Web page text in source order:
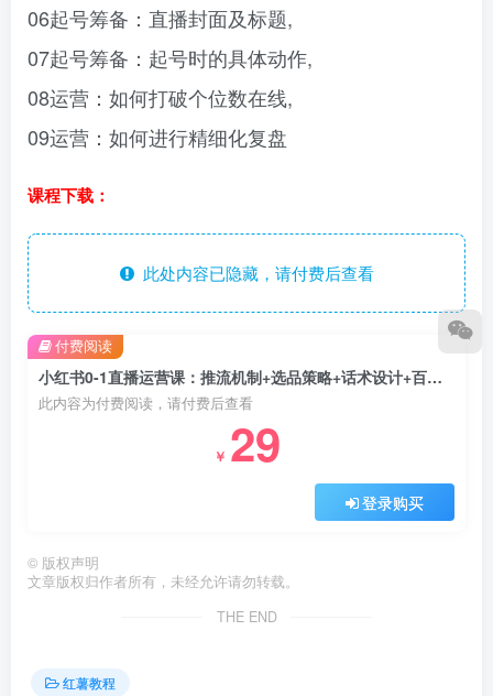
06起号筹备：直播封面及标题,
07起号筹备：起号时的具体动作,
08运营：如何打破个位数在线,
09运营：如何进行精细化复盘
课程下载：
此处内容已隐藏，请付费后查看
小红书0-1直播运营课：推流机制+选品策略+话术设计+百万级直播案例拆解
此内容为付费阅读，请付费后查看
￥ 29
登录购买
付费阅读
© 版权声明
文章版权归作者所有，未经允许请勿转载。
THE END
红薯教程